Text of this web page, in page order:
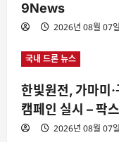
9News
2026년 08월 07일
국내 드론 뉴스
한빛원전, 가마미
캠페인 실시 – 팍
2026년 08월 07일